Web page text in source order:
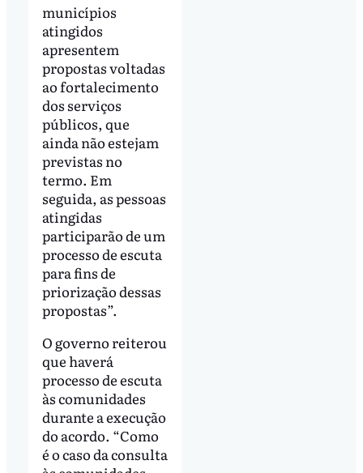
municípios
atingidos
apresentem
propostas voltadas
ao fortalecimento
dos serviços
públicos, que
ainda não estejam
previstas no
termo. Em
seguida, as pessoas
atingidas
participarão de um
processo de escuta
para fins de
priorização dessas
propostas”.
O governo reiterou
que haverá
processo de escuta
às comunidades
durante a execução
do acordo. “Como
é o caso da consulta